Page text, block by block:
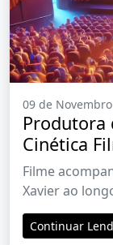
09 de
Produtora
Cinética
espírito
Filme
Xavier ao
dois mil anos
Continuar